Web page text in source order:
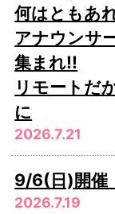
何はともあ
アナウンサ
集まれ!!
リモートだ
に
2026.7.21
9/6(日)開催
2026.7.19